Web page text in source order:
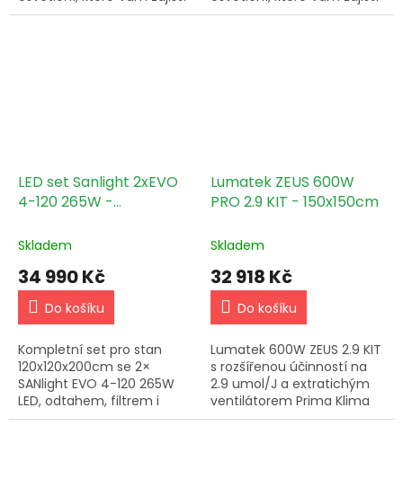
návratnost Vaší investice
návratnost Vaší investice
LED set Sanlight 2xEVO
4-120 265W -
Skladem
34 990 Kč
Do košíku
Kompletní set pro stan
120x120x200cm se 2×
SANlight EVO 4-120 265W
LED, odtahem, filtrem i
měřením klimatu.
Lumatek ZEUS 600W
PRO 2.9 KIT - 150x150cm
Skladem
32 918 Kč
Do košíku
Lumatek 600W ZEUS 2.9 KIT
s rozšířenou účinností na
2.9 umol/J a extratichým
ventilátorem Prima Klima
Whisperblower a